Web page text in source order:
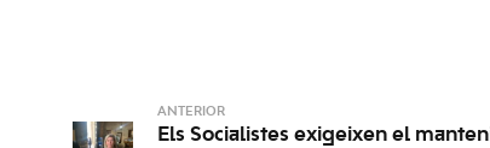
ANTERIOR
Els Socialistes exigeixen el